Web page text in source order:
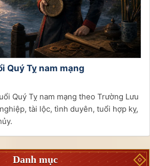
Quý Tỵ nam mạng
Quý Tỵ nam mạng theo Trường Lưu
tài lộc, tình duyên, tuổi hợp kỵ,
Danh mục